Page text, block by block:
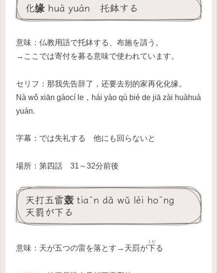
化缘 huà yuán 托鉢する
意味：仏教用語で托鉢する、布施を請う。
→ここでは寄付を募る意味で使われています。
セリフ：那我先告辞了，还要去别的家再化化缘。
Nà wǒ xiān gàocí le，hái yào qù bié de jiā zài huàhuà
yuán.
字幕：では失礼する 他にも回らないと
場所：第四話 31～32分前後
天打五雷轰 tiān dǎ wǔ léi hōng
天罰が下る
意味：天が五つの雷を落とす→天罰が下
くだ
る